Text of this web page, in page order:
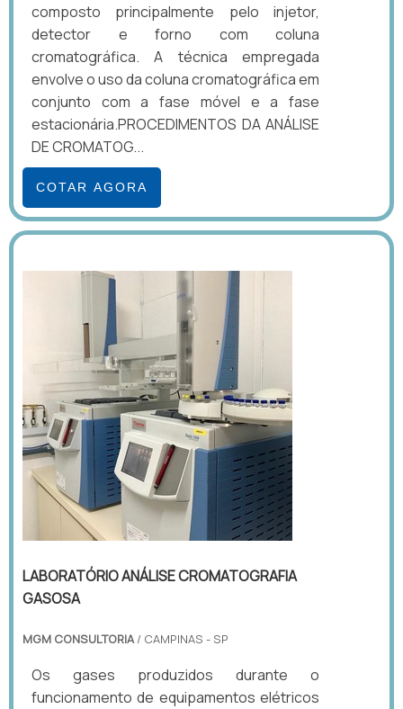
composto principalmente pelo injetor,
detector e forno com coluna
cromatográfica. A técnica empregada
envolve o uso da coluna cromatográfica em
conjunto com a fase móvel e a fase
estacionária.PROCEDIMENTOS DA ANÁLISE
DE CROMATOG...
COTAR AGORA
LABORATÓRIO ANÁLISE CROMATOGRAFIA
GASOSA
MGM CONSULTORIA/ CAMPINAS - SP
Os gases produzidos durante o
funcionamento de equipamentos elétricos